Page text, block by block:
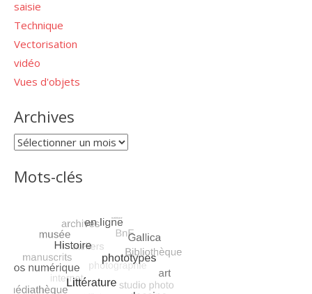
saisie
Technique
Vectorisation
vidéo
Vues d'objets
Archives
Archives
Mots-clés